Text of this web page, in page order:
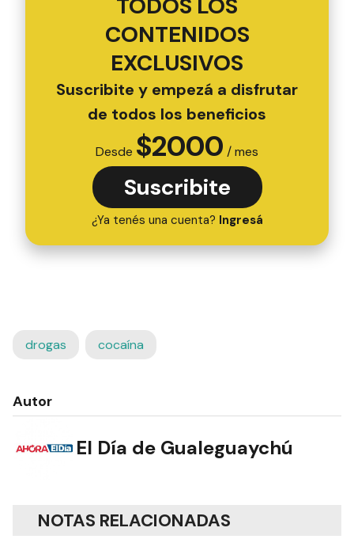
TODOS LOS
CONTENIDOS
EXCLUSIVOS
Suscribite y empezá a disfrutar
de todos los beneficios
Desde $2000 / mes
Suscribite
¿Ya tenés una cuenta? Ingresá
drogas cocaína
Autor
El Día de Gualeguaychú
NOTAS RELACIONADAS